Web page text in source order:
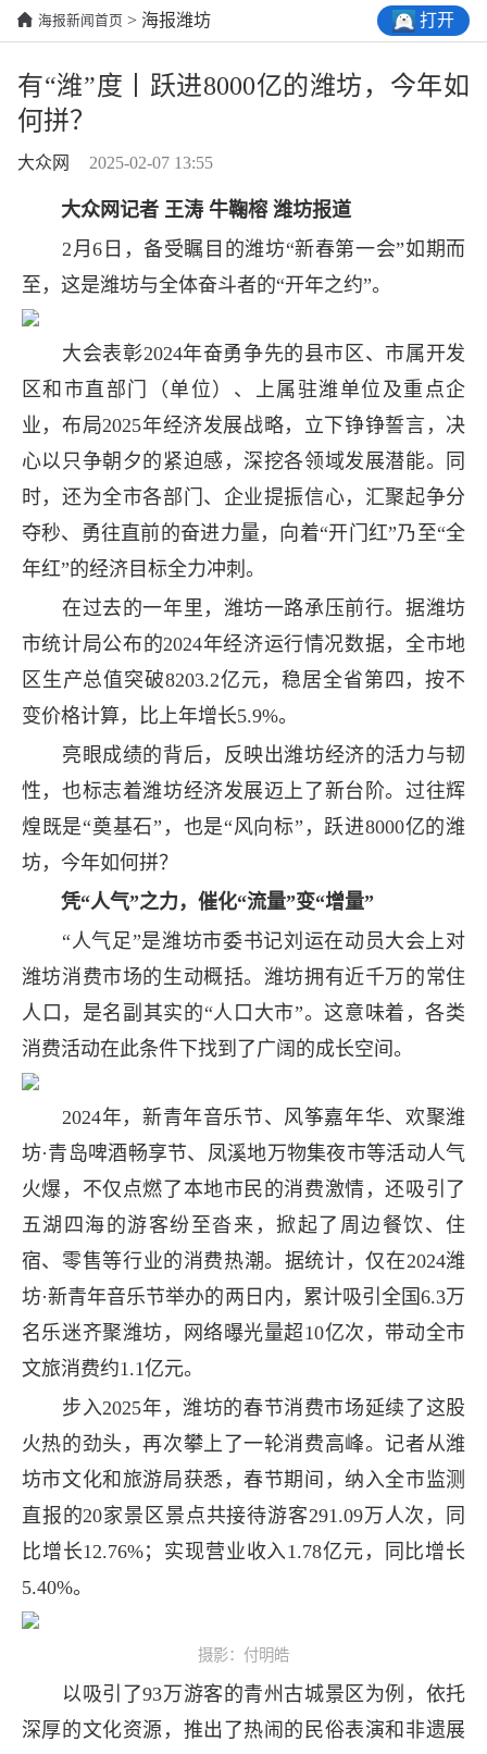
海报新闻首页 > 海报潍坊 打开
有“潍”度丨跃进8000亿的潍坊，今年如
何拼？
大众网 2025-02-07 13:55
大众网记者 王涛 牛鞠榕 潍坊报道
2月6日，备受瞩目的潍坊“新春第一会”如期而
至，这是潍坊与全体奋斗者的“开年之约”。
大会表彰2024年奋勇争先的县市区、市属开发
区和市直部门（单位）、上属驻潍单位及重点企
业，布局2025年经济发展战略，立下铮铮誓言，决
心以只争朝夕的紧迫感，深挖各领域发展潜能。同
时，还为全市各部门、企业提振信心，汇聚起争分
夺秒、勇往直前的奋进力量，向着“开门红”乃至“全
年红”的经济目标全力冲刺。
在过去的一年里，潍坊一路承压前行。据潍坊
市统计局公布的2024年经济运行情况数据，全市地
区生产总值突破8203.2亿元，稳居全省第四，按不
变价格计算，比上年增长5.9%。
亮眼成绩的背后，反映出潍坊经济的活力与韧
性，也标志着潍坊经济发展迈上了新台阶。过往辉
煌既是“奠基石”，也是“风向标”，跃进8000亿的潍
坊，今年如何拼？
凭“人气”之力，催化“流量”变“增量”
“人气足”是潍坊市委书记刘运在动员大会上对
潍坊消费市场的生动概括。潍坊拥有近千万的常住
人口，是名副其实的“人口大市”。这意味着，各类
消费活动在此条件下找到了广阔的成长空间。
2024年，新青年音乐节、风筝嘉年华、欢聚潍
坊·青岛啤酒畅享节、凤溪地万物集夜市等活动人气
火爆，不仅点燃了本地市民的消费激情，还吸引了
五湖四海的游客纷至沓来，掀起了周边餐饮、住
宿、零售等行业的消费热潮。据统计，仅在2024潍
坊·新青年音乐节举办的两日内，累计吸引全国6.3万
名乐迷齐聚潍坊，网络曝光量超10亿次，带动全市
文旅消费约1.1亿元。
步入2025年，潍坊的春节消费市场延续了这股
火热的劲头，再次攀上了一轮消费高峰。记者从潍
坊市文化和旅游局获悉，春节期间，纳入全市监测
直报的20家景区景点共接待游客291.09万人次，同
比增长12.76%；实现营业收入1.78亿元，同比增长
5.40%。
摄影：付明皓
以吸引了93万游客的青州古城景区为例，依托
深厚的文化资源，推出了热闹的民俗表演和非遗展